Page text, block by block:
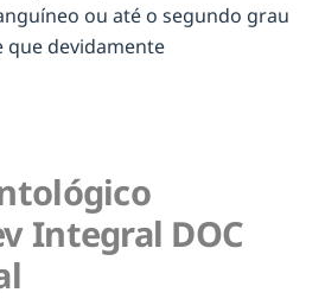
ou até o segundo grau
que devidamente
Integral DOC